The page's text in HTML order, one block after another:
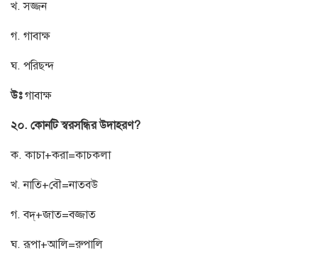
খ. সজ্জন
গ. গাবাক্ষ
ঘ. পরিছন্দ
উঃগাবাক্ষ
২০. কোনটি স্বরসন্ধির উদাহরণ?
ক. কাচা+করা=কাচকলা
খ. নাতি+বৌ=নাতবউ
গ. বদ্+জাত=বজ্জাত
ঘ. রূপা+আলি=রুপালি